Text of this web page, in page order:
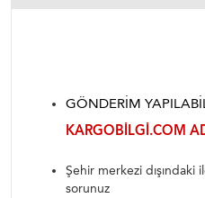
GÖNDERIM
KARGOBILGI.COM
Şehir merkezi
sorunuz